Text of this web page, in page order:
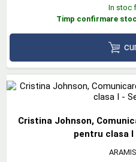
In stoc
Timp confirmare
Cristina Johnson,
pentru clasa
ARAMIS